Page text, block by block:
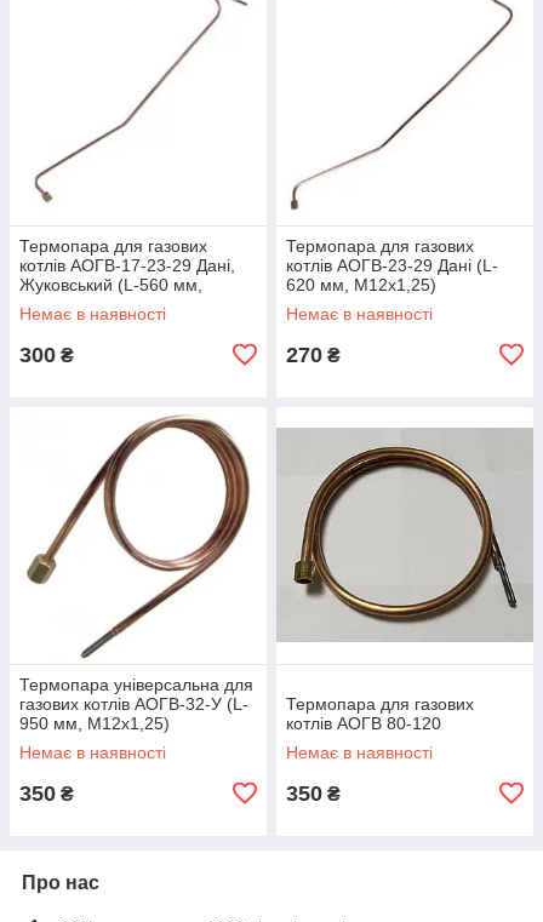
Термопара для газових
котлів АОГВ-17-23-29 Дані,
Жуковський (L-560 мм,
М12х1,25)
Немає в наявності
300 ₴
Термопара для газових
котлів АОГВ-23-29 Дані (L-
620 мм, М12х1,25)
Немає в наявності
270 ₴
Термопара універсальна для
газових котлів АОГВ-32-У (L-
950 мм, М12х1,25)
Немає в наявності
350 ₴
Термопара для газових
котлів АОГВ 80-120
Немає в наявності
350 ₴
Про нас